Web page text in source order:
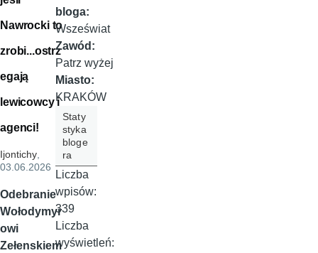
Nawrocki to
zrobi...ostrz
egają
lewicowcy i
agenci!
Ijontichy,
03.06.2026
Odebranie
Wołodymyr
owi
Zełenskiem
bloga:
Wszeświat
Zawód:
Patrz wyżej
Miasto:
KRAKÓW
Staty
styka
bloge
ra
Liczba
wpisów:
339
Liczba
wyświetleń: